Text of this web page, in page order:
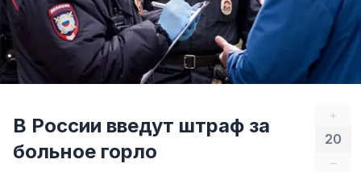
+
20
–
В России введут штраф за
больное горло